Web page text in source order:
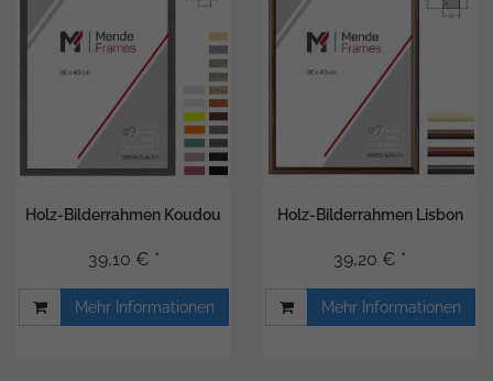
Holz-Bilderrahmen Koudou
39,10 € *
Mehr Informationen
Holz-Bilderrahmen Lisbon
39,20 € *
Mehr Informationen